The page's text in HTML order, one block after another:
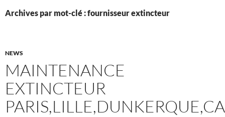
Archives par mot-clé : fournisseur extincteur
NEWS
MAINTENANCE
EXTINCTEUR